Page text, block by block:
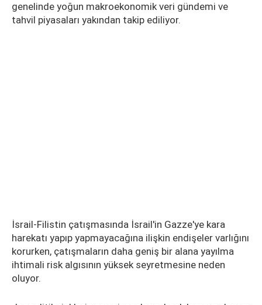
genelinde yoğun makroekonomik veri gündemi ve
tahvil piyasaları yakından takip ediliyor.
İsrail-Filistin çatışmasında İsrail'in Gazze'ye kara
harekatı yapıp yapmayacağına ilişkin endişeler varlığını
korurken, çatışmaların daha geniş bir alana yayılma
ihtimali risk algısının yüksek seyretmesine neden
oluyor.